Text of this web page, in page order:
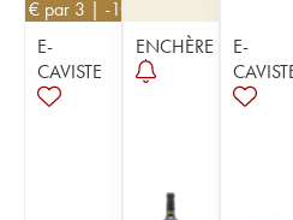
171€ par 3 | -10%
E-
CAVISTE
ENCHÈRE
E-